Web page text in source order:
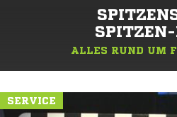
SPITZEN-
ALLES RUND UM
SERVICE